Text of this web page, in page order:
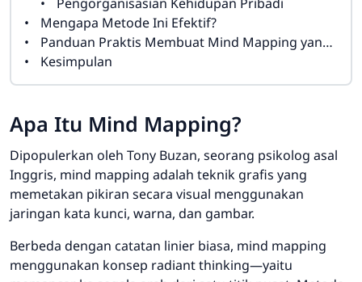
Mengapa Metode Ini Efektif?
Panduan Praktis Membuat Mind Mapping yang Berdaya Guna
Kesimpulan
Apa Itu Mind Mapping?
Dipopulerkan oleh Tony Buzan, seorang psikolog asal
Inggris, mind mapping adalah teknik grafis yang
memetakan pikiran secara visual menggunakan
jaringan kata kunci, warna, dan gambar.
Berbeda dengan catatan linier biasa, mind mapping
menggunakan konsep radiant thinking—yaitu